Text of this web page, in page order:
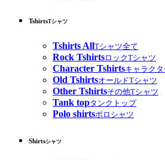
TshirtsTシャツ
Tshirts AllTシャツ全て
Rock TshirtsロックTシャツ
Character Tshirtsキャラク
Old TshirtsオールドTシャツ
Other Tshirtsその他Tシャツ
Tank topタンクトップ
Polo shirtsポロシャツ
Shirtsシャツ